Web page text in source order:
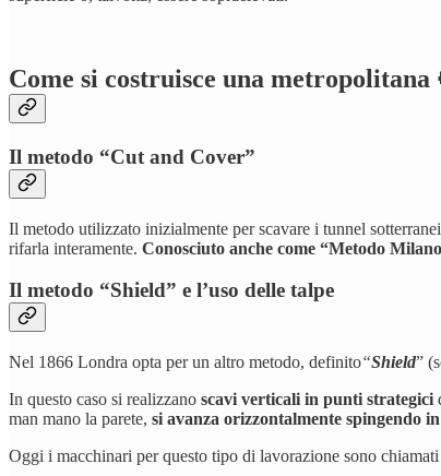
Come si costruisce una metropolitana
Il metodo “Cut and Cover”
Il metodo utilizzato inizialmente per scavare i tunnel
rifarla interamente. Conosciuto anche come “Metodo
Il metodo “Shield” e l’uso delle talpe
Nel 1866 Londra opta per un altro metodo, definito“Shield”
In questo caso si realizzano scavi verticali in punti strategici
man mano la parete, si avanza orizzontalmente spingendo
Oggi i macchinari per questo tipo di lavorazione sono